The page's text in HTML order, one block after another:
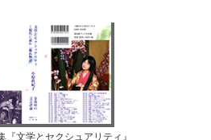
『文学とセクシュアリティ』